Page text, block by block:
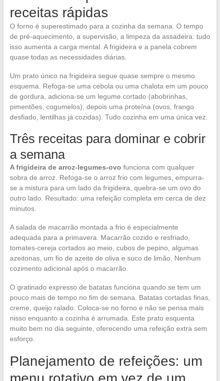
receitas rápidas
O forno é superestimado para a cozinha da semana. O tempo
de pré-aquecimento, a supervisão, a limpeza da assadeira: tudo
isso aumenta a carga mental. A frigideira e a panela cobrem
quase todas as necessidades diárias.
Um prato único na frigideira segue quase sempre o mesmo
esquema. Refoga-se uma cebola ou uma chalota em um pouco
de gordura, adiciona-se um legume cortado (abobrinhas,
pimentões, cogumelos), depois uma proteína (ovos, frango
desfiado, lentilhas já cozidas). Tudo cozinha em uma única vez.
Três receitas para dominar e cobrir
a semana
A frigideira de arroz-legumes-ovo funciona com qualquer
sobra de arroz. Refoga-se o arroz frio com legumes, empurra-
se a mistura para um lado da frigideira, quebra-se um ovo do
outro lado. Resultado: uma refeição completa em cerca de dez
minutos.
A salada de macarrão montada a frio é especialmente
adequada para a primavera. Macarrão cozido e resfriado,
tomates-cereja cortados ao meio, cubos de pepino, algumas
azeitonas, um fio de azeite de oliva e suco de limão. Nenhum
cozimento adicional após o macarrão.
O gratinado expresso de batatas funciona quando se tem um
pouco mais de tempo no fim de semana. Batatas cortadas finas,
creme, queijo ralado. Coloca-se no forno e não se pensa mais
nisso enquanto a cozinha é arrumada. Este prato esquenta
muito bem no dia seguinte, oferecendo uma refeição extra sem
esforço.
Planejamento de refeições: um